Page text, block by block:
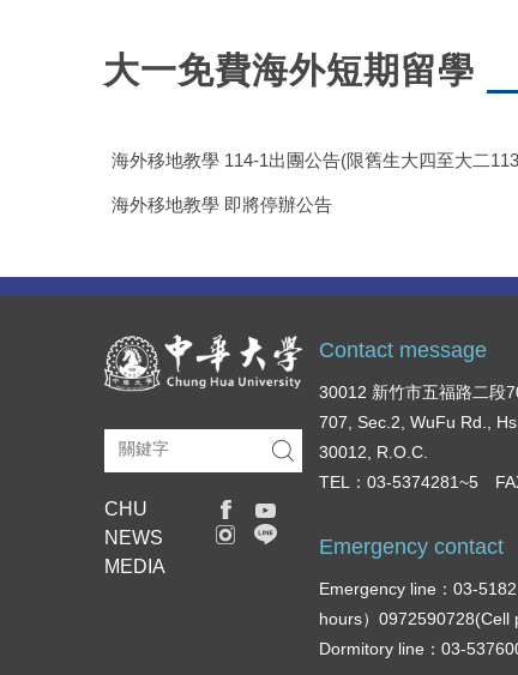
大一免費海外短期留學
海外移地教學 114-1出團公告(限舊生大四至大二
海外移地教學 即將停辦公告
CHU
NEWS
MEDIA
Contact message
30012 新竹市五福路二段
707, Sec.2, WuFu Rd.,
30012, R.O.C.
TEL：03-5374281~5
Emergency contact
Emergency line：03-
hours）0972590728(Cell
Dormitory line：03-